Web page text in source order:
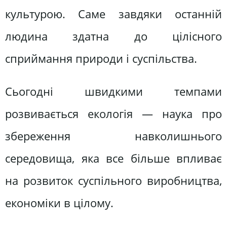
культурою. Саме завдяки останній
людина здатна до цілісного
сприймання природи і суспільства.
Сьогодні швидкими темпами
розвивається екологія — наука про
збереження навколишнього
середовища, яка все більше впливає
на розвиток суспільного виробництва,
економіки в цілому.